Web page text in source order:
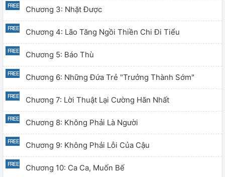
Chương 3: Nhặt Được
Chương 4: Lão Tăng Ngồi Thiền Chi Đi Tiểu
Chương 5: Báo Thù
Chương 6: Những Đứa Trẻ "trưởng Thành Sớm"
Chương 7: Lời Thuật Lại Cường Hãn Nhất
Chương 8: Không Phải Là Người
Chương 9: Không Phải Lỗi Của Cậu
Chương 10: Ca Ca, Muốn Bế